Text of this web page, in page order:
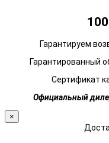
Гарантируем
Гарантированный
Сертификат
Официальный
×